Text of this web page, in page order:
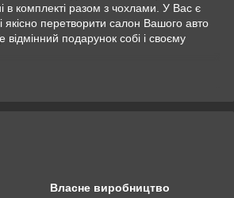
в комплекті разом з чохлами. У Вас є
якісно перетворити салон Вашого авто
відмінний подарунок собі і своєму
Власне виробництво